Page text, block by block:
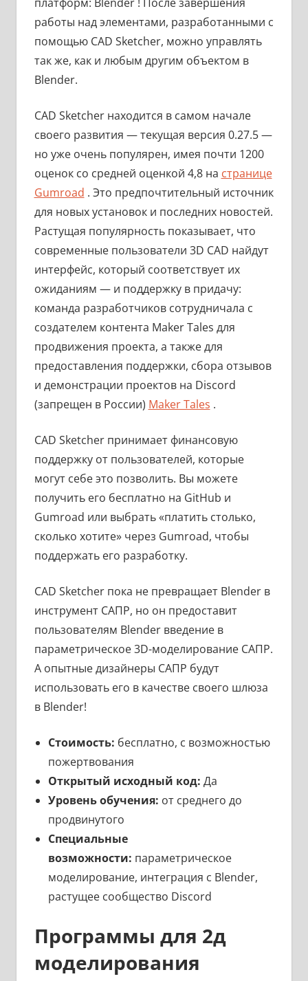
работы над элементами, разработанными с
помощью CAD Sketcher, можно управлять
так же, как и любым другим объектом в
Blender.
CAD Sketcher находится в самом начале
своего развития — текущая версия 0.27.5 —
но уже очень популярен, имея почти 1200
оценок со средней оценкой 4,8 на странице
Gumroad . Это предпочтительный источник
для новых установок и последних новостей.
Растущая популярность показывает, что
современные пользователи 3D CAD найдут
интерфейс, который соответствует их
ожиданиям — и поддержку в придачу:
команда разработчиков сотрудничала с
создателем контента Maker Tales для
продвижения проекта, а также для
предоставления поддержки, сбора отзывов
и демонстрации проектов на Discord
(запрещен в России) Maker Tales .
CAD Sketcher принимает финансовую
поддержку от пользователей, которые
могут себе это позволить. Вы можете
получить его бесплатно на GitHub и
Gumroad или выбрать «платить столько,
сколько хотите» через Gumroad, чтобы
поддержать его разработку.
CAD Sketcher пока не превращает Blender в
инструмент САПР, но он предоставит
пользователям Blender введение в
параметрическое 3D-моделирование САПР.
А опытные дизайнеры САПР будут
использовать его в качестве своего шлюза
в Blender!
Стоимость: бесплатно, с возможностью
пожертвования
Открытый исходный код: Да
Уровень обучения: от среднего до
продвинутого
Специальные
возможности: параметрическое
моделирование, интеграция с Blender,
растущее сообщество Discord
Программы для 2д
моделирования